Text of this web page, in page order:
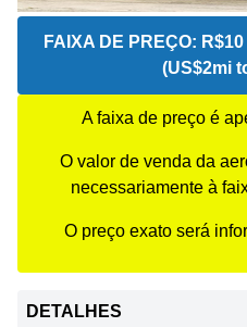
FAIXA DE PREÇO:
(US$2mi
A faixa de preço é
O valor de venda da
necessariamente à
O preço exato será
DETALHES